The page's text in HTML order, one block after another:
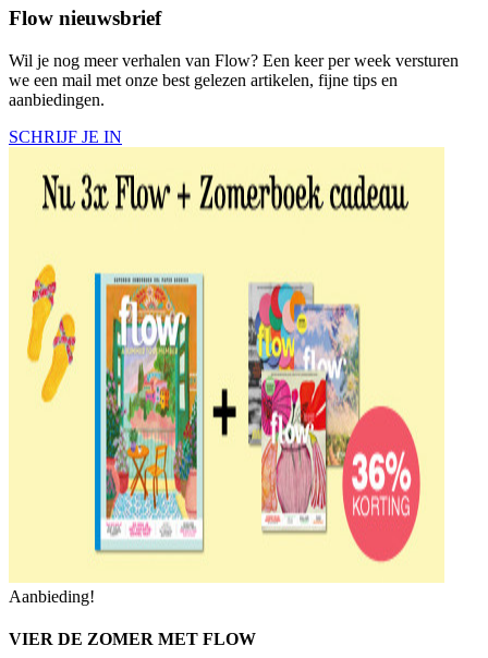
Flow nieuwsbrief
Wil je nog meer verhalen van Flow? Een keer per week versturen
we een mail met onze best gelezen artikelen, fijne tips en
aanbiedingen.
SCHRIJF JE IN
Aanbieding!
VIER DE ZOMER MET FLOW